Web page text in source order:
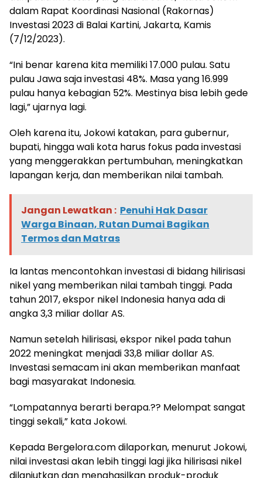
dalam Rapat Koordinasi Nasional (Rakornas)
Investasi 2023 di Balai Kartini, Jakarta, Kamis
(7/12/2023).
“Ini benar karena kita memiliki 17.000 pulau. Satu
pulau Jawa saja investasi 48%. Masa yang 16.999
pulau hanya kebagian 52%. Mestinya bisa lebih gede
lagi,” ujarnya lagi.
Oleh karena itu, Jokowi katakan, para gubernur,
bupati, hingga wali kota harus fokus pada investasi
yang menggerakkan pertumbuhan, meningkatkan
lapangan kerja, dan memberikan nilai tambah.
Jangan Lewatkan : Penuhi Hak Dasar
Warga Binaan, Rutan Dumai Bagikan
Termos dan Matras
Ia lantas mencontohkan investasi di bidang hilirisasi
nikel yang memberikan nilai tambah tinggi. Pada
tahun 2017, ekspor nikel Indonesia hanya ada di
angka 3,3 miliar dollar AS.
Namun setelah hilirisasi, ekspor nikel pada tahun
2022 meningkat menjadi 33,8 miliar dollar AS.
Investasi semacam ini akan memberikan manfaat
bagi masyarakat Indonesia.
“Lompatannya berarti berapa.?? Melompat sangat
tinggi sekali,” kata Jokowi.
Kepada Bergelora.com dilaporkan, menurut Jokowi,
nilai investasi akan lebih tinggi lagi jika hilirisasi nikel